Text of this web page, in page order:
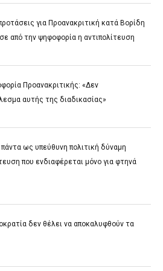
για Προανακριτική κατά Βορίδη
από την ψηφοφορία η αντιπολίτευση
Προανακριτικής: «Δεν
αυτής της διαδικασίας»
ως υπεύθυνη πολιτική δύναμη
που ενδιαφέρεται μόνο για φτηνά
δεν θέλει να αποκαλυφθούν τα